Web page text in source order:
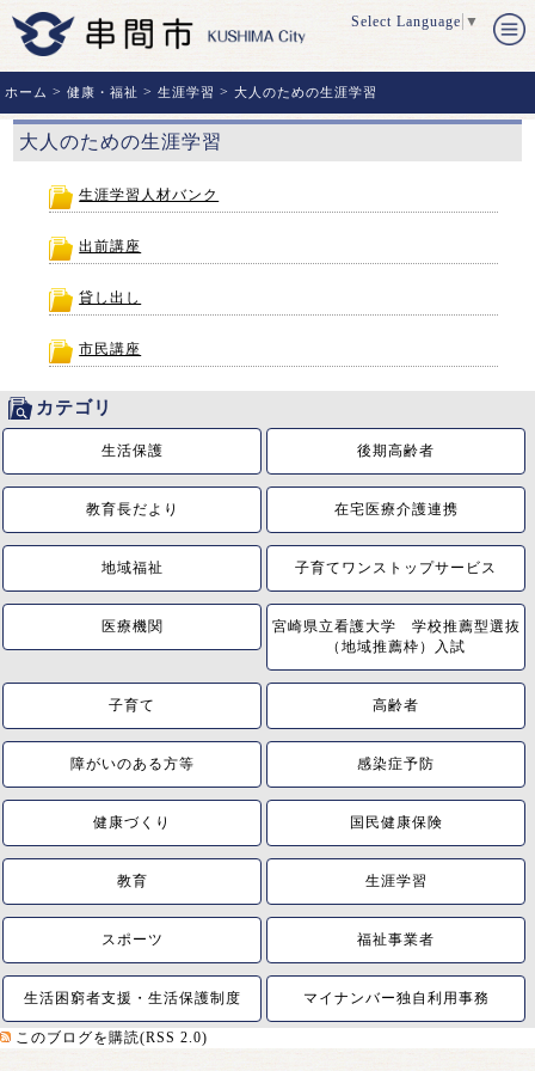
Select Language ▼
ホーム >健康・福祉 >生涯学習 >大人のための生涯学習
大人のための生涯学習
生涯学習人材バンク
出前講座
貸し出し
市民講座
カテゴリ
生活保護 後期高齢者
教育長だより 在宅医療介護連携
地域福祉 子育てワンストップサービス
医療機関
宮崎県立看護大学 学校推薦型選抜
（地域推薦枠）入試
子育て 高齢者
障がいのある方等 感染症予防
健康づくり 国民健康保険
教育 生涯学習
スポーツ 福祉事業者
生活困窮者支援・生活保護制度 マイナンバー独自利用事務
このブログを購読(RSS 2.0)